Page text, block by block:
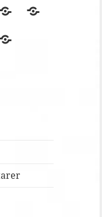
FolkUngar
Fridays